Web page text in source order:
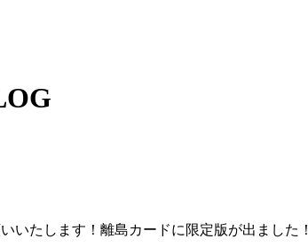
いたします！離島カードに限定版が出ました！